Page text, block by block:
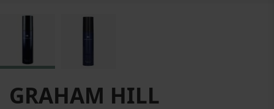
GRAHAM HILL